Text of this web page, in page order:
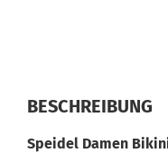
BESCHREIBUNG
Speidel Damen